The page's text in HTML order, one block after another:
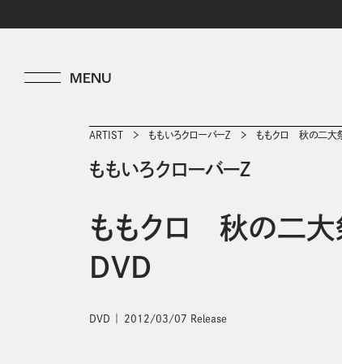
ARTIST ももいろクローバーＺ ももクロ 秋の二大祭
ももいろクローバーＺ
ももクロ 秋の二大
ＤＶＤ
DVD 2012/03/07 Release